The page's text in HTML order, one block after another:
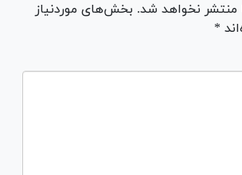
منتشر نخواهد شد. بخش‌های موردنیاز
*